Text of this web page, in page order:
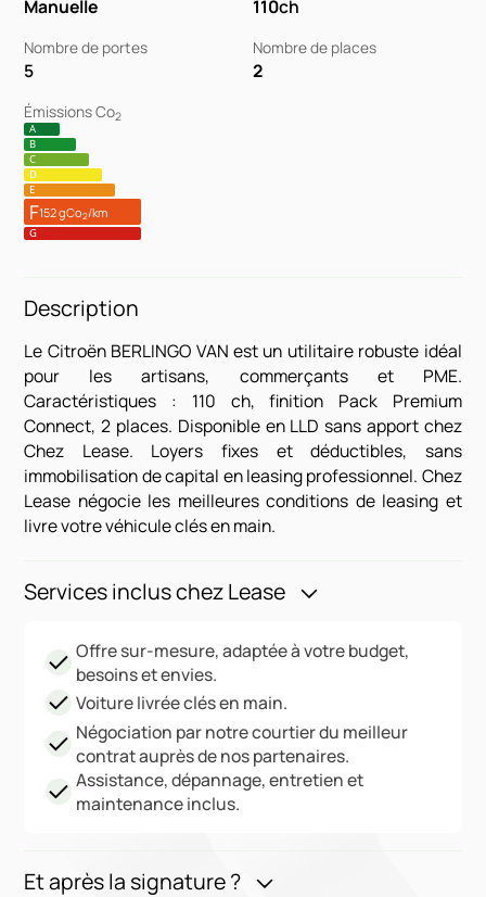
Manuelle 110ch
Nombre de portes
5
Nombre de places
2
Émissions Co2
A
B
C
D
E
F152 gCo2/km
G
Description
Le Citroën BERLINGO VAN est un utilitaire robuste idéal
pour les artisans, commerçants et PME.
Caractéristiques : 110 ch, finition Pack Premium
Connect, 2 places. Disponible en LLD sans apport chez
Chez Lease. Loyers fixes et déductibles, sans
immobilisation de capital en leasing professionnel. Chez
Lease négocie les meilleures conditions de leasing et
livre votre véhicule clés en main.
Services inclus chez Lease
Offre sur-mesure, adaptée à votre budget,
besoins et envies.
Voiture livrée clés en main.
Négociation par notre courtier du meilleur
contrat auprès de nos partenaires.
Assistance, dépannage, entretien et
maintenance inclus.
Et après la signature ?